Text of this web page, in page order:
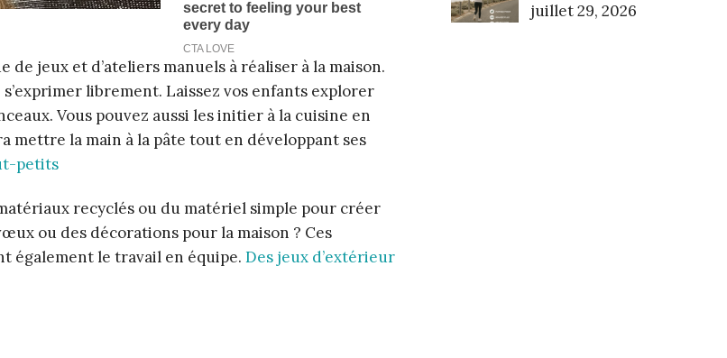
jeux et d’ateliers manuels à réaliser à la maison.
librement. Laissez vos enfants explorer
Vous pouvez aussi les initier à la cuisine en
mettre la main à la pâte tout en développant ses
petits
recyclés ou du matériel simple pour créer
ou des décorations pour la maison ? Ces
également le travail en équipe. Des jeux d’extérieur
juillet 29, 2026